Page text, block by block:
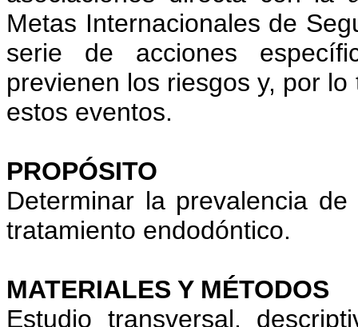
Metas Internacionales de
serie de acciones
previenen los riesgos y, por
estos eventos.
PROPÓSITO
Determinar la prevalencia
tratamiento endodóntico.
MATERIALES Y MÉTODOS
Estudio transversal,